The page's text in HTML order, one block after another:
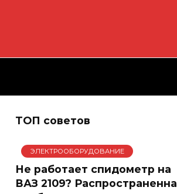
ТОП советов
ЭЛЕКТРООБОРУДОВАНИЕ
Не работает спидометр на
ВАЗ 2109?